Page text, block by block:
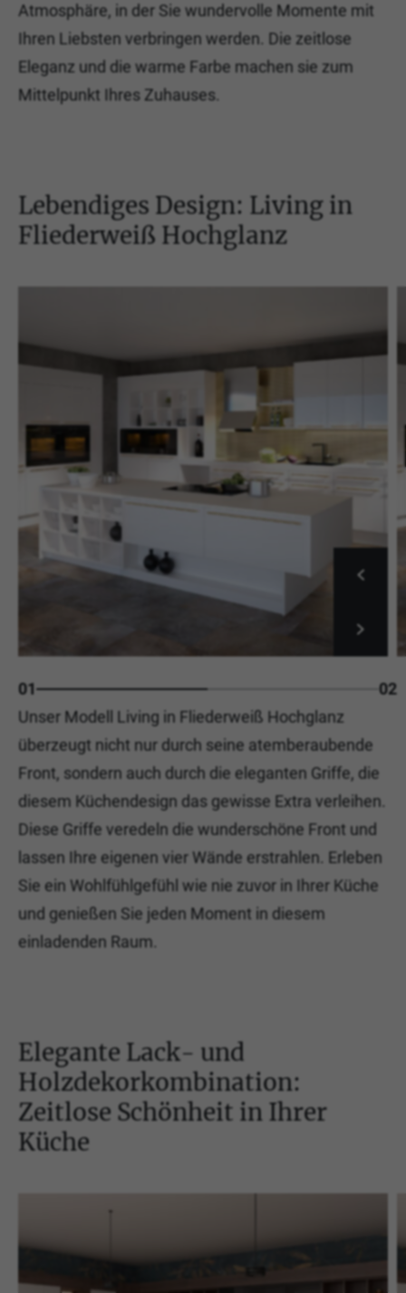
Atmosphäre, in der Sie wundervolle Momente mit
Ihren Liebsten verbringen werden. Die zeitlose
Eleganz und die warme Farbe machen sie zum
Mittelpunkt Ihres Zuhauses.
Lebendiges Design: Living in
Fliederweiß Hochglanz
01
02
Unser Modell Living in Fliederweiß Hochglanz
überzeugt nicht nur durch seine atemberaubende
Front, sondern auch durch die eleganten Griffe, die
diesem Küchendesign das gewisse Extra verleihen.
Diese Griffe veredeln die wunderschöne Front und
lassen Ihre eigenen vier Wände erstrahlen. Erleben
Sie ein Wohlfühlgefühl wie nie zuvor in Ihrer Küche
und genießen Sie jeden Moment in diesem
einladenden Raum.
Elegante Lack- und
Holzdekorkombination:
Zeitlose Schönheit in Ihrer
Küche